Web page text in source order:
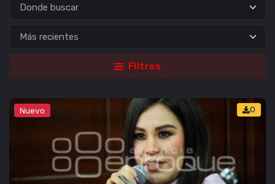
Donde buscar
Filtros
Nuevo 0